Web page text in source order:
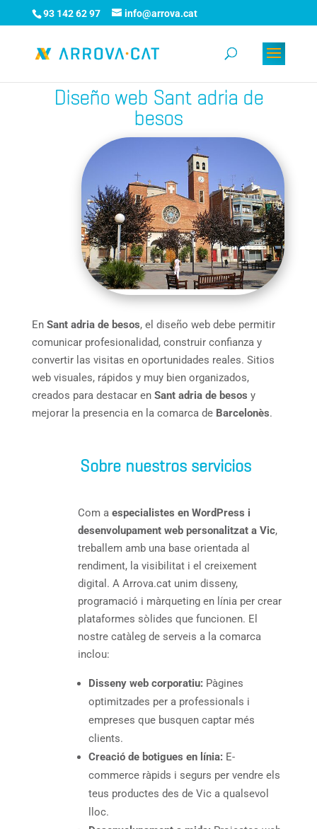
93 142 62 97 info@arrova.cat
Diseño web Sant adria de
besos
En Sant adria de besos, el diseño web debe permitir
comunicar profesionalidad, construir confianza y
convertir las visitas en oportunidades reales. Sitios
web visuales, rápidos y muy bien organizados,
creados para destacar en Sant adria de besos y
mejorar la presencia en la comarca de Barcelonès.
Sobre nuestros servicios
Com a especialistes en WordPress i
desenvolupament web personalitzat a Vic,
treballem amb una base orientada al
rendiment, la visibilitat i el creixement
digital. A Arrova.cat unim disseny,
programació i màrqueting en línia per crear
plataformes sòlides que funcionen. El
nostre catàleg de serveis a la comarca
inclou:
Disseny web corporatiu:Pàgines
optimitzades per a professionals i
empreses que busquen captar més
clients.
Creació de botigues en línia:E-
commerce ràpids i segurs per vendre els
teus productes des de Vic a qualsevol
lloc.